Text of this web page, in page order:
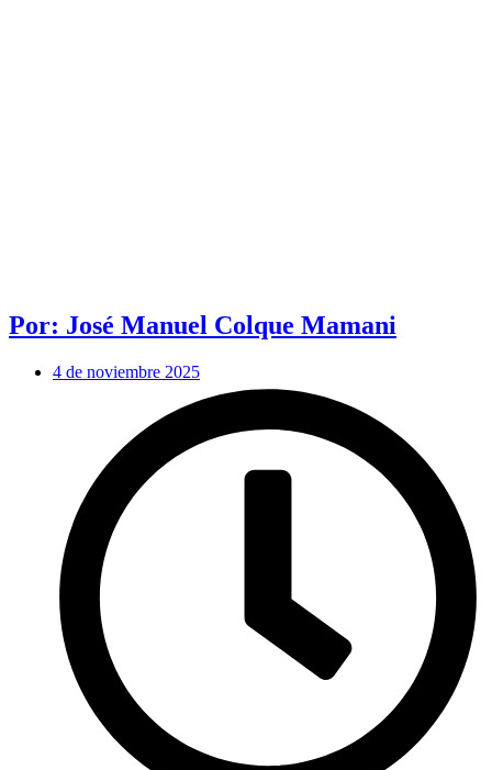
Por: José Manuel Colque Mamani
4 de noviembre 2025